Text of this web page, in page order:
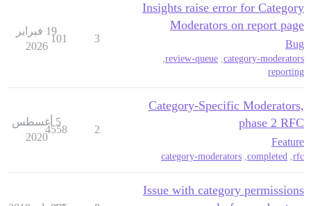
Insights raise error for Category
Moderators on report page
Bug
category-moderators
,
review-queue
,
reporting
3
101
19 فبراير
2026
Category-Specific Moderators,
phase 2 RFC
Feature
rfc
,
completed
,
category-moderators
2
4558
5 أغسطس
2020
Issue with category permissions